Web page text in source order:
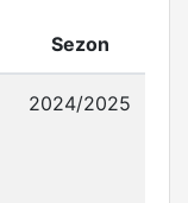
Sezon
2024/2025